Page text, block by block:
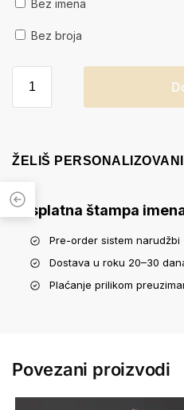
Bez imena
Bez broja
ŽELIŠ
Besplatna štampa
Pre-order sistem narudžbi
Dostava u roku 20–30
Plaćanje prilikom
Povezani proizvodi